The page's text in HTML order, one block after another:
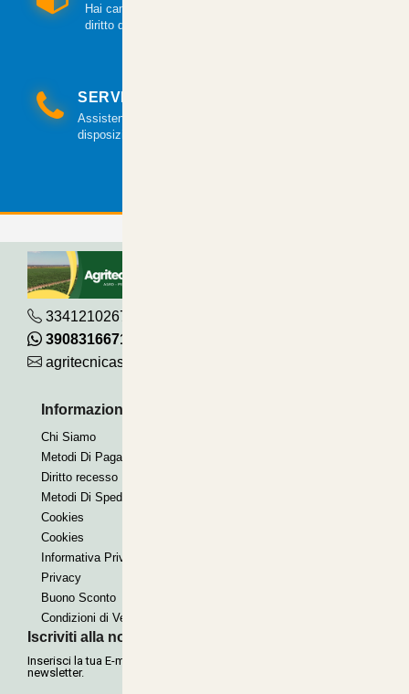
Hai cambiato idea? Hai 14 giorni per esercitare il
diritto di recesso.
SERVIZIO CLIENTI
Assistenza clienti via mail e telefonica a tua
disposizione.
3341210267
390831667115
agritecnicasrl@gmail.com
Informazioni Utili
Chi Siamo
Metodi Di Pagamento
Diritto recesso
Metodi Di Spedizione
Cookies
Cookies
Informativa Privacy
Privacy
Buono Sconto
Condizioni di Vendita
Iscriviti alla nostra Newsletter
Inserisci la tua E-mail per ricevere le nostre offerte tramite
newsletter.